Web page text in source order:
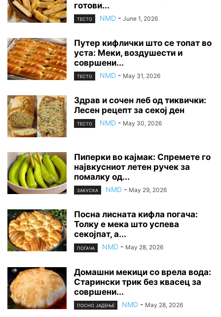
готови...
ТЕСТО NMD - June 1, 2026
Путер кифлички што се топат во
уста: Меки, воздушести и
совршени...
ТЕСТО NMD - May 31, 2026
Здрав и сочен леб од тиквички:
Лесен рецепт за секој ден
ТЕСТО NMD - May 30, 2026
Пиперки во кајмак: Спремете го
највкусниот летен ручек за
помалку од...
ЗАКУСКА NMD - May 29, 2026
Посна лисната кифла погача:
Толку е мека што успева
секојпат, а...
ПОГАЧА NMD - May 28, 2026
Домашни мекици со врела вода:
Старински трик без квасец за
совршени...
ПОСНО ЈАДЕЊЕ NMD - May 28, 2026